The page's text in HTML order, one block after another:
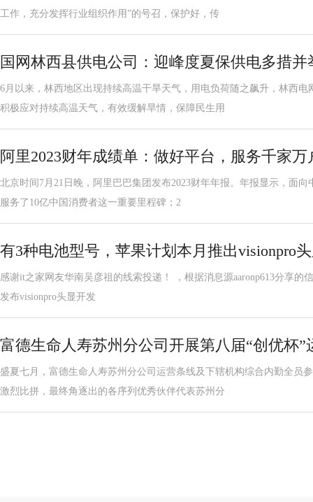
工作，充分发挥行业组织作用”的号召，保护好，传
国网林西县供电公司：迎峰度夏保供电多措并
6月以来，林西地区出现持续高温干旱天气，用电负荷随之飙升，林西
积极应对持续高温天气，有效缓解旱情，保障民生用
阿里2023财年成绩单：做好平台，服务千家
北京时间7月21日晚，阿里巴巴集团发布2023财年年报。年报显示，面
服务了10亿中国消费者这一重要里程碑；2
有3种电池型号，苹果计划本月推出visionpro
感谢it之家网友华南吴彦祖的线索投递！ ，根据消息源aaronp613分享的
发布visionpro头显开发
富德生命人寿苏州分公司开展第八届“创优杯
盛夏七月，富德生命人寿苏州分公司运营条线及下辖机构综合内勤全员
激烈比拼，最终角逐出的各序列优秀伙伴代表苏州分